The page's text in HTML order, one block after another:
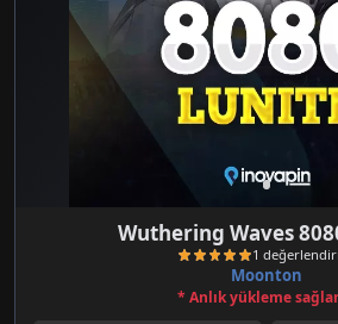
Wuthering Waves
Moonton
* Anlık yükleme